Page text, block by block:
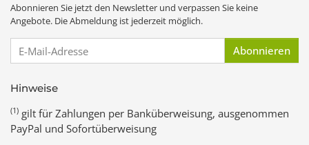
Abonnieren Sie jetzt den Newsletter und verpassen Sie keine
Angebote. Die Abmeldung ist jederzeit möglich.
E-Mail-Adresse Abonnieren
Hinweise
(1) gilt für Zahlungen per Banküberweisung, ausgenommen
PayPal und Sofortüberweisung